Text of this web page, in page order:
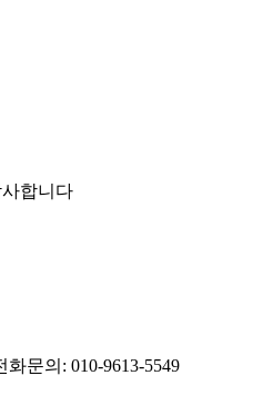
합니다
문의: 010-9613-5549